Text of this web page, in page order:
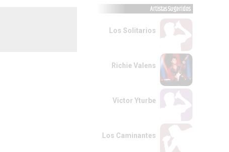
Artistas Sugeridos
Los Solitarios
Richie Valens
Victor Yturbe
Los Caminantes